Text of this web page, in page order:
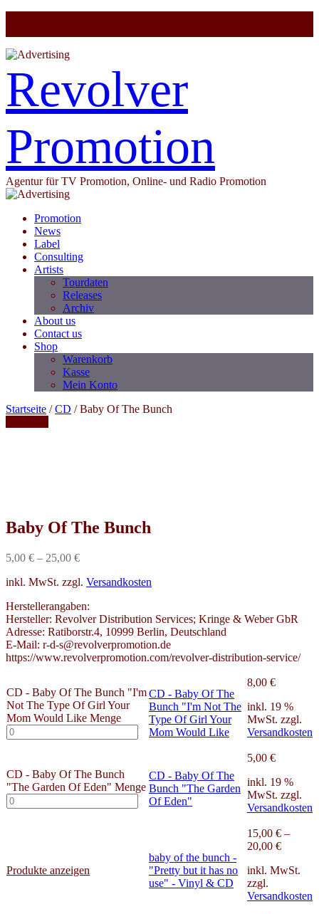
Revolver
Promotion
Agentur für TV Promotion, Online- und Radio Promotion
Promotion
News
Label
Consulting
Artists
Tourdaten
Releases
Archiv
About us
Contact us
Shop
Warenkorb
Kasse
Mein Konto
Startseite /CD / Baby Of The Bunch
Baby Of The Bunch
5,00 € – 25,00 €
inkl. MwSt. zzgl. Versandkosten
Herstellerangaben:
Hersteller: Revolver Distribution Services; Kringe & Weber GbR
Adresse: Ratiborstr.4, 10999 Berlin, Deutschland
E-Mail: r-d-s@revolverpromotion.de
https://www.revolverpromotion.com/revolver-distribution-service/
CD - Baby Of The Bunch "I'm
Not The Type Of Girl Your
Mom Would Like Menge
CD - Baby Of The
Bunch "I'm Not The
Type Of Girl Your
Mom Would Like
8,00 €
inkl. 19 %
MwSt. zzgl.
Versandkosten
CD - Baby Of The Bunch
"The Garden Of Eden" Menge
CD - Baby Of The
Bunch "The Garden
Of Eden"
5,00 €
inkl. 19 %
MwSt. zzgl.
Versandkosten
Produkte anzeigen
baby of the bunch -
"Pretty but it has no
use" - Vinyl & CD
15,00 € –
20,00 €
inkl. MwSt.
zzgl.
Versandkosten